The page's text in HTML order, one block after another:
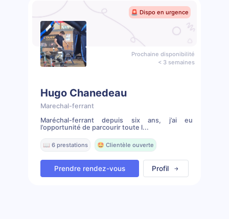
🚨 Dispo en urgence
Prochaine disponibilité
< 3 semaines
Hugo Chanedeau
Marechal-ferrant
Maréchal-ferrant depuis six ans, j’ai eu
l’opportunité de parcourir toute l...
📖 6 prestations 🤩 Clientèle ouverte
Prendre rendez-vous Profil